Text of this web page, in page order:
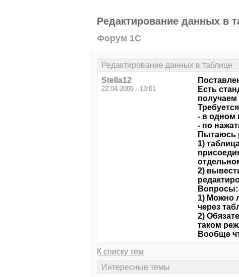
Редактирование данных в
Форум 1С
Редактирование данных в таблице
Stella12
22.04.2009 - 13:01
Есть
получаем
Требуется
- в одном
- по
Пытаюсь
1)
2)
Вопросы:
1) Можно
через
2)
таком
Вообще
К списку тем
Интересные темы